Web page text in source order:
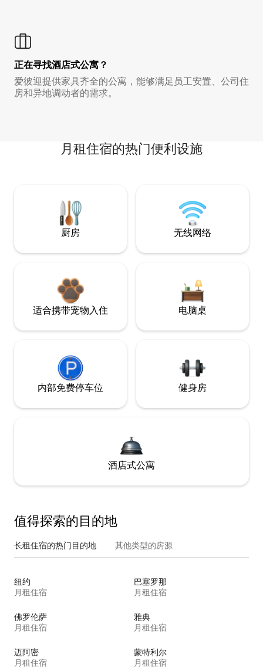
正在寻找酒店式公寓？
爱彼迎提供家具齐全的公寓，能够满足员工安置、公司住
房和异地调动者的需求。
月租住宿的热门便利设施
厨房 无线网络
适合携带宠物入住 电脑桌
内部免费停车位 健身房
酒店式公寓
值得探索的目的地
长租住宿的热门目的地 其他类型的房源
纽约
月租住宿
巴塞罗那
月租住宿
佛罗伦萨
月租住宿
雅典
月租住宿
迈阿密
月租住宿
蒙特利尔
月租住宿